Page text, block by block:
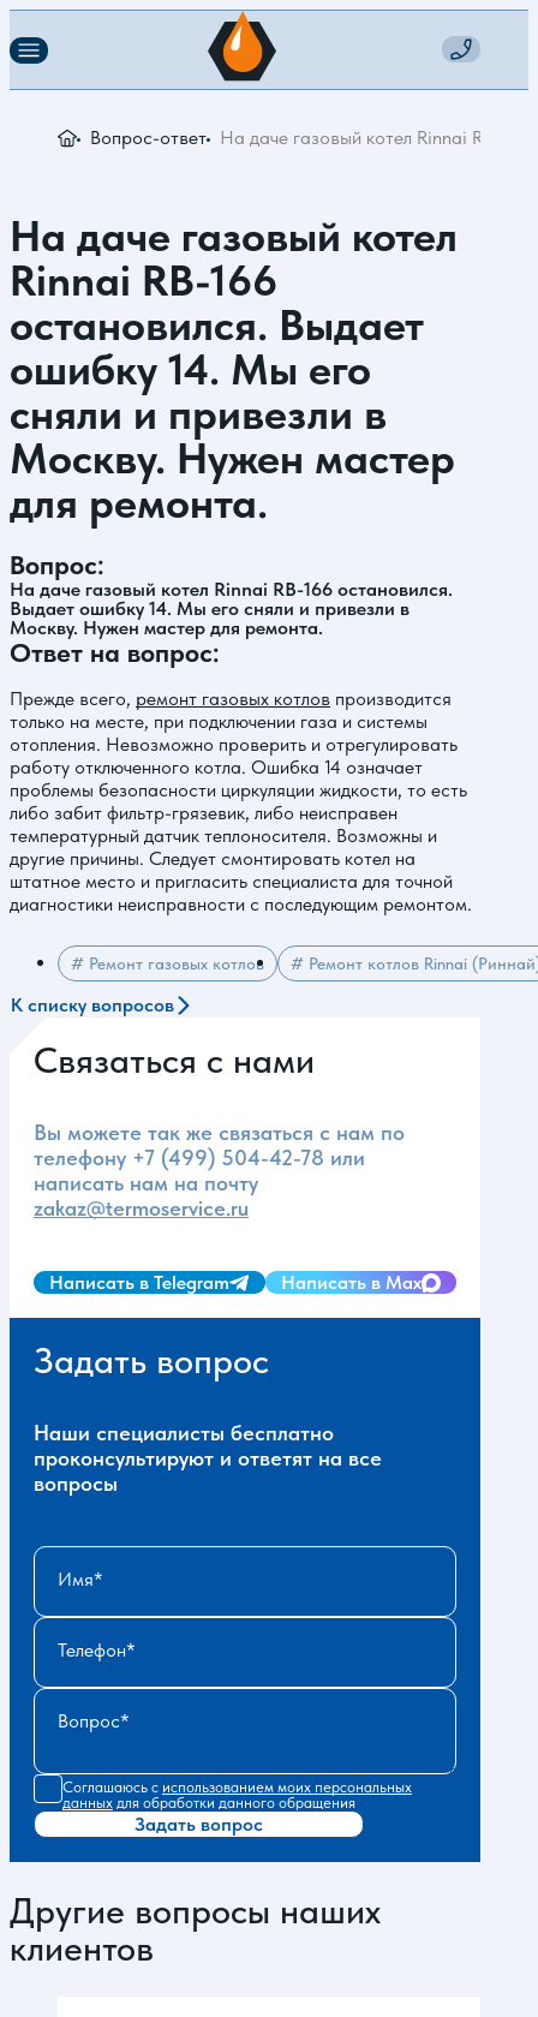
Вопрос-ответ На даче газовый котел Rinnai RB-
На даче газовый котел
Rinnai RB-166
остановился. Выдает
ошибку 14. Мы его
сняли и привезли в
Москву. Нужен мастер
для ремонта.
Вопрос:
На даче газовый котел Rinnai RB-166 остановился.
Выдает ошибку 14. Мы его сняли и привезли в
Москву. Нужен мастер для ремонта.
Ответ на вопрос:
Прежде всего, ремонт газовых котлов производится
только на месте, при подключении газа и системы
отопления. Невозможно проверить и отрегулировать
работу отключенного котла. Ошибка 14 означает
проблемы безопасности циркуляции жидкости, то есть
либо забит фильтр-грязевик, либо неисправен
температурный датчик теплоносителя. Возможны и
другие причины. Следует смонтировать котел на
штатное место и пригласить специалиста для точной
диагностики неисправности с последующим ремонтом.
# Ремонт газовых котлов # Ремонт котлов Rinnai
К списку вопросов
Связаться с нами
Вы можете так же связаться с нам по
телефону +7 (499) 504-42-78 или
написать нам на почту
zakaz@termoservice.ru
Написать в Telegram Написать в Max
Задать вопрос
Наши специалисты бесплатно
проконсультируют и ответят на все
вопросы
Имя
Телефон
Вопрос
Соглашаюсь с использованием моих персональных
данных для обработки данного обращения
Задать вопрос
Другие вопросы наших
клиентов